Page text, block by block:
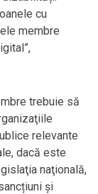
cu
membre
trebuie să
relevante
dacă este
naţională,
şi